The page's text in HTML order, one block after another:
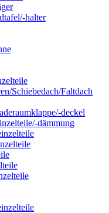
halter
Schiebedach/Faltdach
deckel
dämmung